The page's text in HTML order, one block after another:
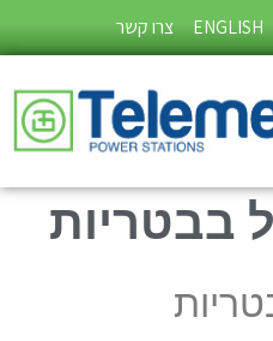
ENGLISH צרו קשר
בבטריות